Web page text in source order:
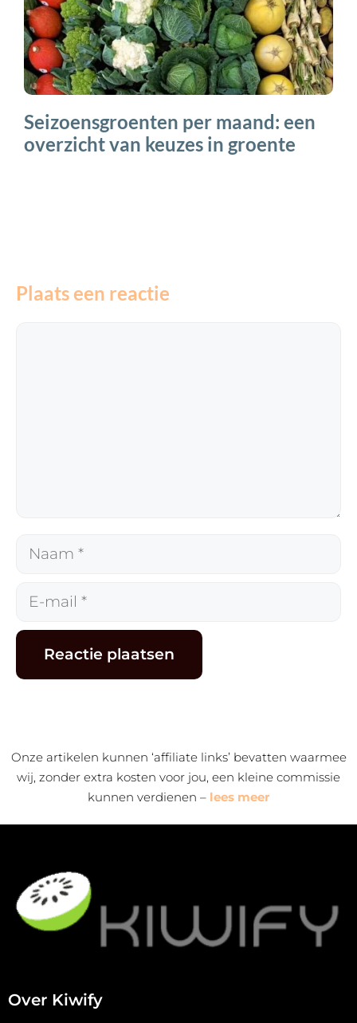
Seizoensgroenten per maand: een
overzicht van keuzes in groente
Plaats een reactie
Naam
E-
Onze artikelen kunnen ‘affiliate links’ bevatten waarmee
wij, zonder extra kosten voor jou, een kleine commissie
kunnen verdienen – lees meer
Over Kiwify